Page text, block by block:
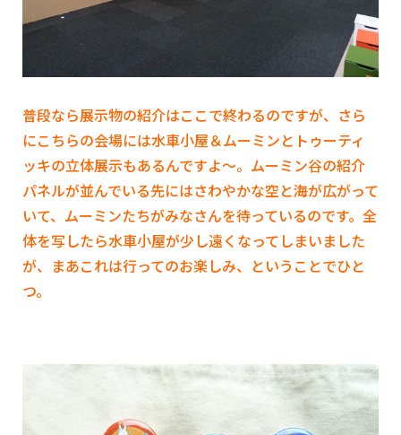
普段なら展示物の紹介はここで終わるのですが、さら
にこちらの会場には水車小屋＆ムーミンとトゥーティ
ッキの立体展示もあるんですよ～。ムーミン谷の紹介
パネルが並んでいる先にはさわやかな空と海が広がって
いて、ムーミンたちがみなさんを待っているのです。全
体を写したら水車小屋が少し遠くなってしまいました
が、まあこれは行ってのお楽しみ、ということでひと
つ。